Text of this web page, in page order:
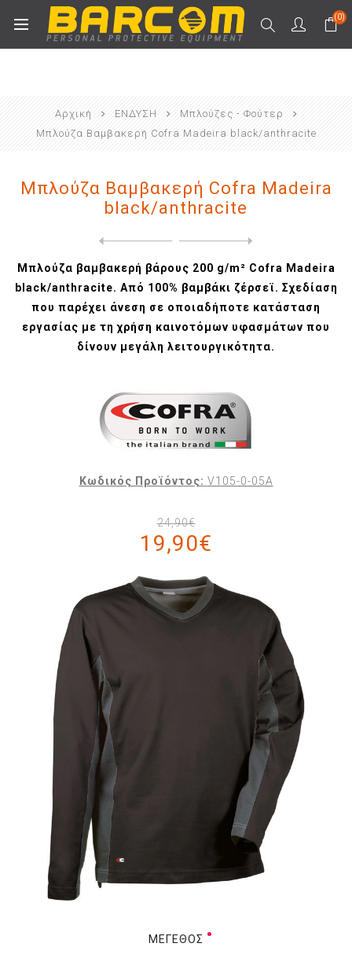
(0)
Αρχική ΕΝΔΥΣΗ
Μπλούζες - Φούτερ
Μπλούζα Βαμβακερή Cofra Madeira black/anthracite
Μπλούζα Βαμβακερή Cofra Madeira
black/anthracite
Μπλούζα βαμβακερή βάρους 200 g/m² Cofra Madeira
black/anthracite. Από 100% βαμβάκι ζέρσεϊ. Σχεδίαση
που παρέχει άνεση σε οποιαδήποτε κατάσταση
εργασίας με τη χρήση καινοτόμων υφασμάτων που
δίνουν μεγάλη λειτουργικότητα.
Κωδικός Προϊόντος: V105-0-05A
24,90€
19,90€
ΜΈΓΕΘΟΣ